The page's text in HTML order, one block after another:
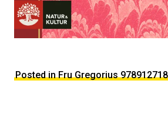
Posted in Fru Gregorius